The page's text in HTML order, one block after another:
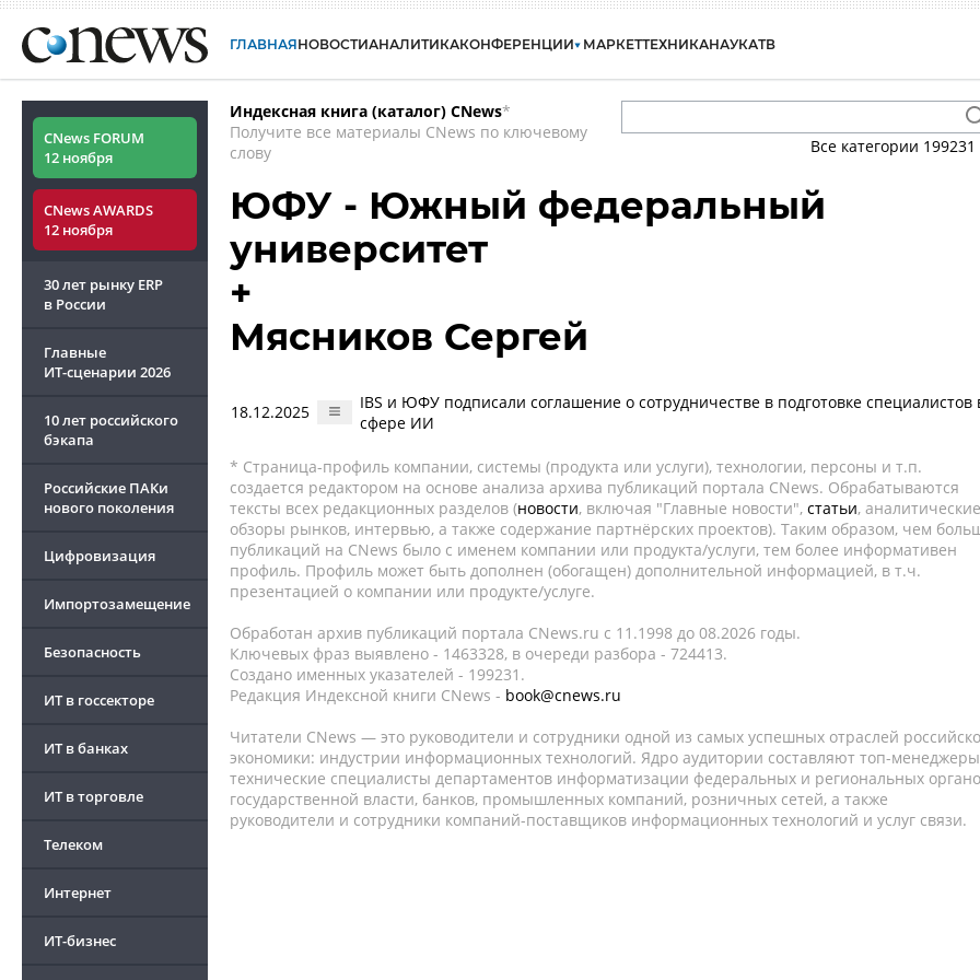
ГЛАВНАЯНОВОСТИАНАЛИТИКАКОНФЕРЕНЦИИ МАРКЕТТЕХНИКАНАУКАТВ
CNews FORUM
12 ноября
CNews AWARDS
12 ноября
30 лет рынку ERP
в России
Главные
ИТ-сценарии 2026
10 лет российского
бэкапа
Российские ПАКи
нового поколения
Цифровизация
Импортозамещение
Безопасность
ИТ в госсекторе
ИТ в банках
ИТ в торговле
Телеком
Интернет
ИТ-бизнес
Индексная книга (каталог) CNews*
Получите все материалы CNews по ключевому
слову
Все категории 199231
ЮФУ - Южный федеральный
университет
+
Мясников Сергей
18.12.2025
IBS и ЮФУ подписали соглашение о сотрудничестве в подготовке специалистов
сфере ИИ
* Страница-профиль компании, системы (продукта или услуги), технологии, персоны и т.п.
создается редактором на основе анализа архива публикаций портала CNews. Обрабатываются
тексты всех редакционных разделов (новости, включая "Главные новости", статьи, аналитические
обзоры рынков, интервью, а также содержание партнёрских проектов). Таким образом, чем
публикаций на CNews было с именем компании или продукта/услуги, тем более информативен
профиль. Профиль может быть дополнен (обогащен) дополнительной информацией, в т.ч.
презентацией о компании или продукте/услуге.
Обработан архив публикаций портала CNews.ru c 11.1998 до 08.2026 годы.
Ключевых фраз выявлено - 1463328, в очереди разбора - 724413.
Создано именных указателей - 199231.
Редакция Индексной книги CNews - book@cnews.ru
Читатели CNews — это руководители и сотрудники одной из самых успешных отраслей
экономики: индустрии информационных технологий. Ядро аудитории составляют топ-
технические специалисты департаментов информатизации федеральных и региональных
государственной власти, банков, промышленных компаний, розничных сетей, а также
руководители и сотрудники компаний-поставщиков информационных технологий и услуг связи.